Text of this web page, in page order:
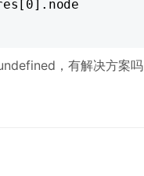
，有解决方案吗